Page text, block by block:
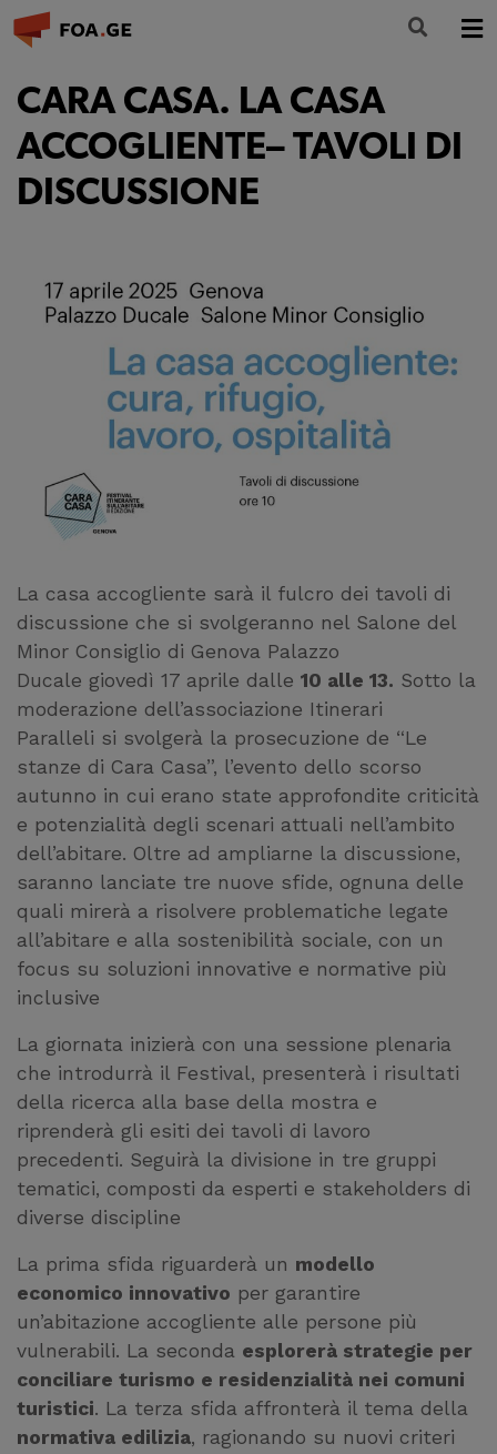
LA FONDAZIONE
FORMAZIONE
CULTURA
NEWS
CARA CASA. LA CASA
ACCOGLIENTE– TAVOLI DI
DISCUSSIONE
La casa accogliente sarà il fulcro dei tavoli di
discussione che si svolgeranno nel Salone del
Minor Consiglio di Genova Palazzo
Ducale giovedì 17 aprile dalle 10 alle 13. Sotto la
moderazione dell’associazione Itinerari
Paralleli si svolgerà la prosecuzione de “Le
stanze di Cara Casa”, l’evento dello scorso
autunno in cui erano state approfondite criticità
e potenzialità degli scenari attuali nell’ambito
dell’abitare. Oltre ad ampliarne la discussione,
saranno lanciate tre nuove sfide, ognuna delle
quali mirerà a risolvere problematiche legate
all’abitare e alla sostenibilità sociale, con un
focus su soluzioni innovative e normative più
inclusive
La giornata inizierà con una sessione plenaria
che introdurrà il Festival, presenterà i risultati
della ricerca alla base della mostra e
riprenderà gli esiti dei tavoli di lavoro
precedenti. Seguirà la divisione in tre gruppi
tematici, composti da esperti e stakeholders di
diverse discipline
La prima sfida riguarderà un modello
economico innovativo per garantire
un’abitazione accogliente alle persone più
vulnerabili. La seconda esplorerà strategie per
conciliare turismo e residenzialità nei comuni
turistici. La terza sfida affronterà il tema della
normativa edilizia, ragionando su nuovi criteri